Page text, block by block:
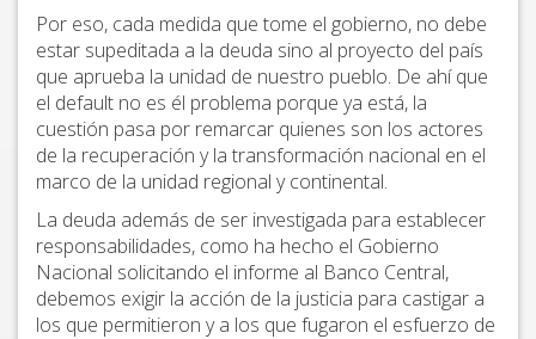
Por eso, cada medida que tome el gobierno, no debe
estar supeditada a la deuda sino al proyecto del país
que aprueba la unidad de nuestro pueblo. De ahí que
el default no es él problema porque ya está, la
cuestión pasa por remarcar quienes son los actores
de la recuperación y la transformación nacional en el
marco de la unidad regional y continental.
La deuda además de ser investigada para establecer
responsabilidades, como ha hecho el Gobierno
Nacional solicitando el informe al Banco Central,
debemos exigir la acción de la justicia para castigar a
los que permitieron y a los que fugaron el esfuerzo de